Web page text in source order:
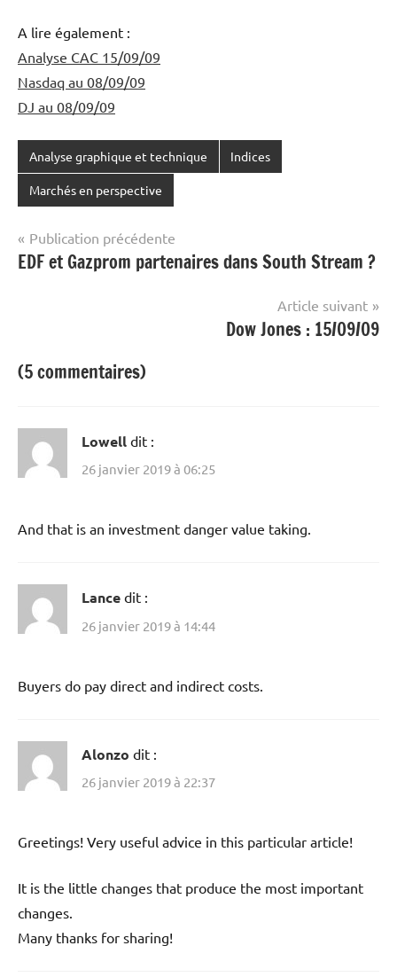
A lire également :
Analyse CAC 15/09/09
Nasdaq au 08/09/09
DJ au 08/09/09
Analyse graphique et technique Indices
Marchés en perspective
Navigation
de
Publication précédente
EDF et Gazprom partenaires dans South Stream ?
Article suivant
Dow Jones : 15/09/09
(5 commentaires)
Lowell dit :
26 janvier 2019 à 06:25
And that is an investment danger value taking.
Lance dit :
26 janvier 2019 à 14:44
Buyers do pay direct and indirect costs.
Alonzo dit :
26 janvier 2019 à 22:37
Greetings! Very useful advice in this particular article!
It is the little changes that produce the most important
changes.
Many thanks for sharing!